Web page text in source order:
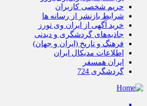
حریم شخصی کاربران
شرایط بازنشر از رسانه ها
خرید آگهی از ایران وی تورز
جاذبه‌های گردشگری و دیدنی
فرهنگ و تاریخ (ایران و جهان)
اطلاعات مدیکال ایران
ایران همسفر
گردشگری 724